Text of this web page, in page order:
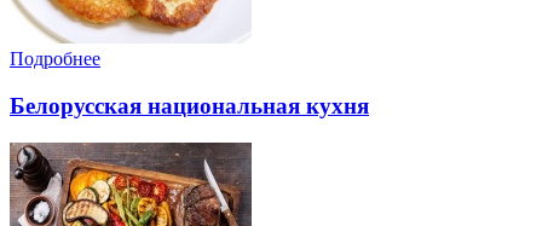
Подробнее
Белорусская национальная кухня